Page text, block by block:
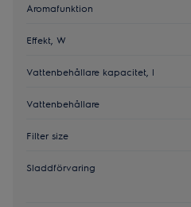
Aromafunktion
Effekt, W
Vattenbehållare kapacitet, l
Vattenbehållare
Filter size
Sladdförvaring